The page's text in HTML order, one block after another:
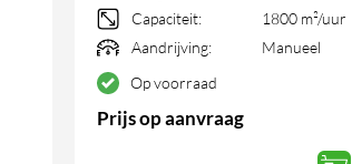
Capaciteit:
1800 m²/uur
Aandrijving:
Manueel
Op voorraad
Prijs op aanvraag